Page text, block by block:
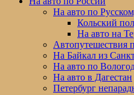
На авто по
Кольский
На авто на
Автопутешествия
На Байкал из
На авто по
На авто в Дагестан
Петербург